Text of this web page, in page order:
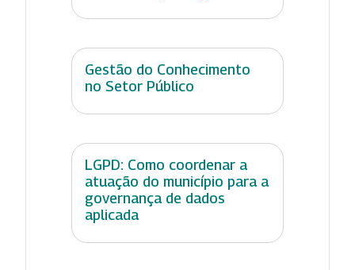
Gestão do Conhecimento
no Setor Público
LGPD: Como coordenar a
atuação do município para a
governança de dados
aplicada